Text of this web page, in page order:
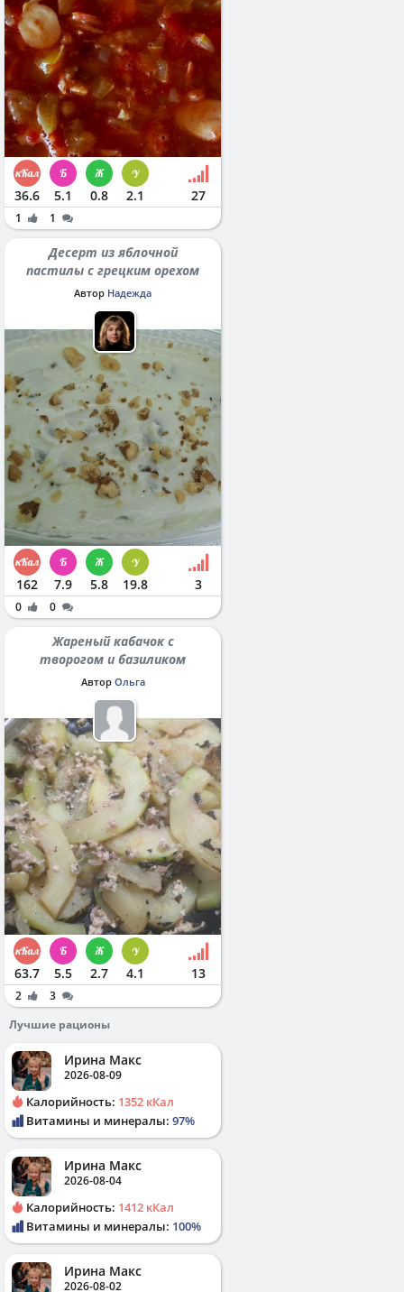
36.6 5.1 0.8 2.1 27
1 1
Десерт из яблочной
пастилы с грецким орехом
Автор Надежда
162 7.9 5.8 19.8 3
0 0
Жареный кабачок с
творогом и базиликом
Автор Ольга
63.7 5.5 2.7 4.1 13
2
3
Лучшие рационы
Ирина Макс
2026-08-09
Калорийность: 1352 кКал
Витамины и минералы: 97%
Ирина Макс
2026-08-04
Калорийность: 1412 кКал
Витамины и минералы: 100%
Ирина Макс
2026-08-02